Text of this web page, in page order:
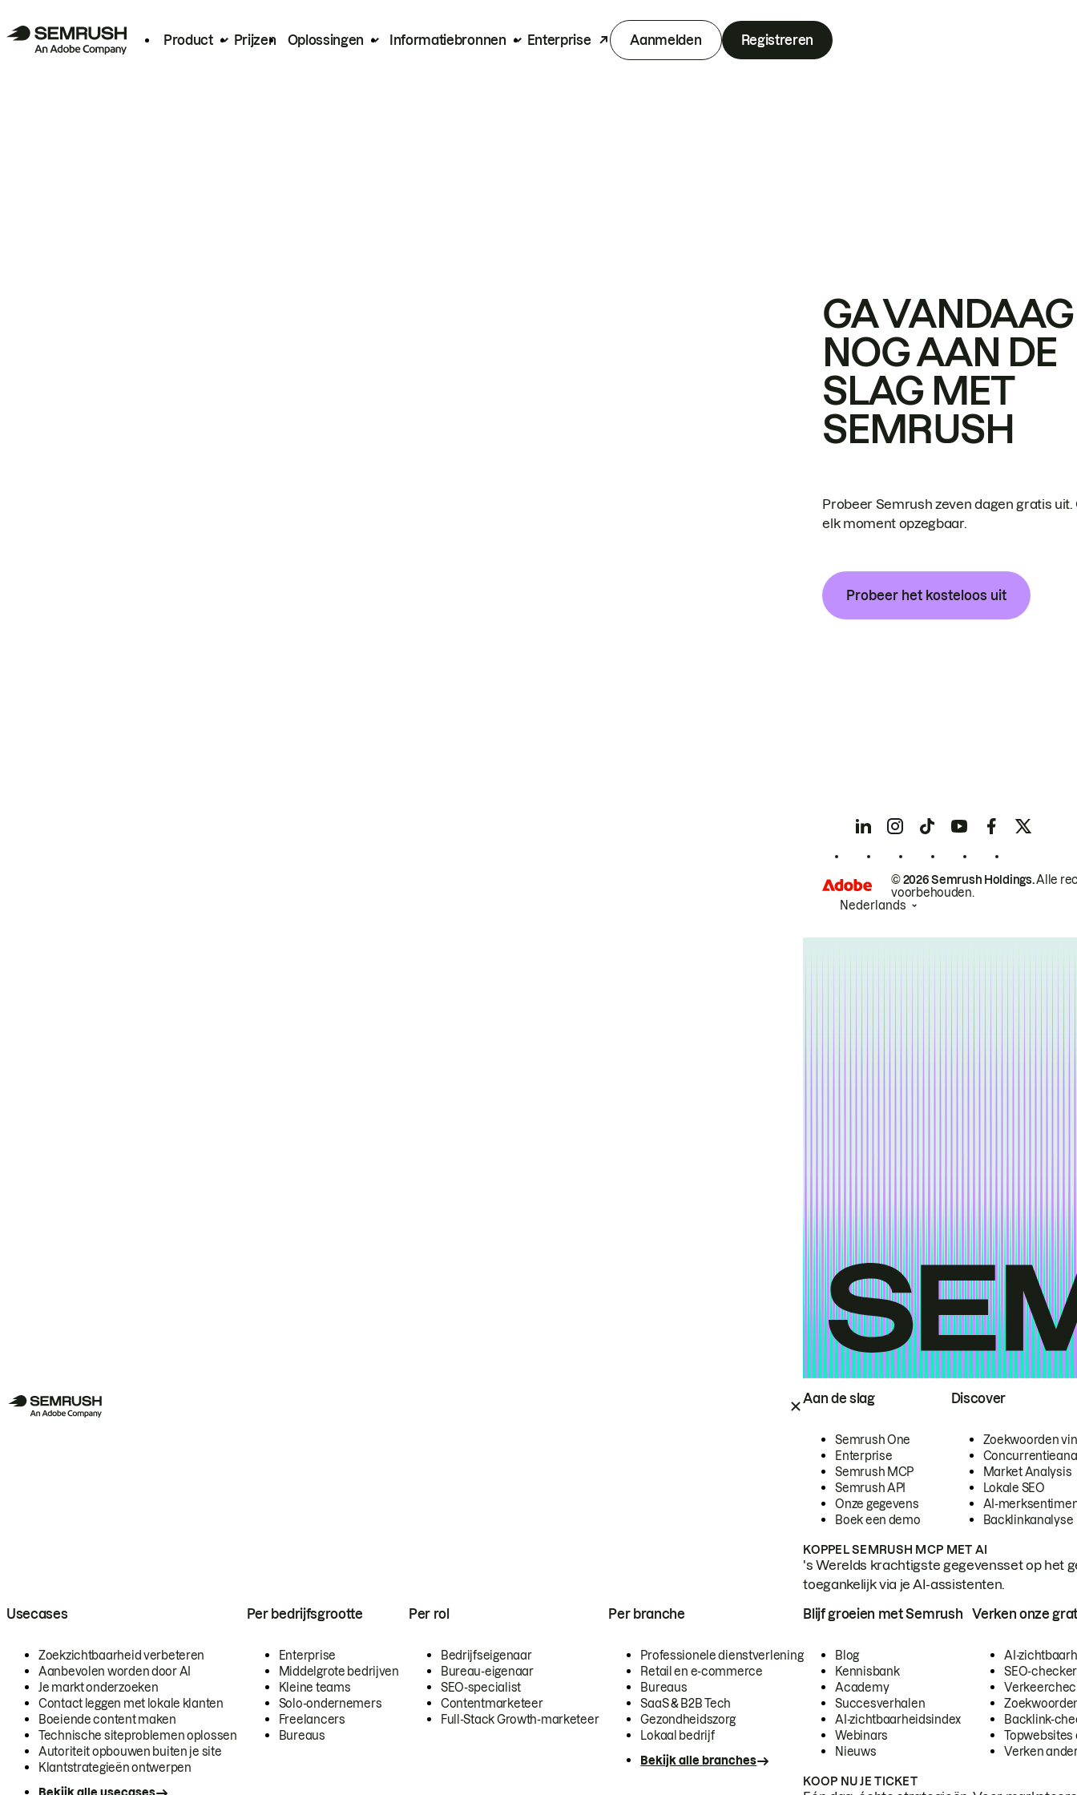
Product Prijzen Oplossingen Informatiebronnen Enterprise Aanmelden Registreren
Aan de slag
Semrush One
Enterprise
Semrush MCP
Semrush API
Onze gegevens
Boek een demo
Discover
Zoekwoorden
Market Analysis
Lokale SEO
AI-
Backlinkanalyse
KOPPEL SEMRUSH MCP MET AI
's Werelds krachtigste gegevensset op het
toegankelijk via je AI-assistenten.
Usecases
Zoekzichtbaarheid verbeteren
Aanbevolen worden door AI
Je markt onderzoeken
Contact leggen met lokale klanten
Boeiende content maken
Technische siteproblemen oplossen
Autoriteit opbouwen buiten je site
Klantstrategieën ontwerpen
Per bedrijfsgrootte
Enterprise
Middelgrote bedrijven
Kleine teams
Solo-ondernemers
Freelancers
Bureaus
Per rol
Bedrijfseigenaar
Bureau-eigenaar
SEO-specialist
Contentmarketeer
Full-Stack Growth-marketeer
Per branche
Professionele dienstverlening
Retail en e-commerce
Bureaus
SaaS & B2B Tech
Gezondheidszorg
Lokaal bedrijf
Bekijk alle branches
Blijf groeien met Semrush
Blog
Kennisbank
Academy
Succesverhalen
AI-zichtbaarheidsindex
Webinars
Nieuws
Verken onze
AI-
SEO-checker
Backlink-
Topwebsites
Verken
KOOP NU JE TICKET
GA VANDAAG
NOG AAN DE
SLAG MET
SEMRUSH
Probeer Semrush zeven dagen gratis uit.
elk moment opzegbaar.
Probeer het kosteloos uit
© 2026 Semrush Holdings.Alle
voorbehouden.
Nederlands